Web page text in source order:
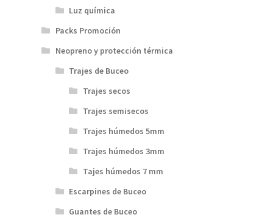
Luz química
Packs Promoción
Neopreno y protección térmica
Trajes de Buceo
Trajes secos
Trajes semisecos
Trajes húmedos 5mm
Trajes húmedos 3mm
Tajes húmedos 7 mm
Escarpines de Buceo
Guantes de Buceo